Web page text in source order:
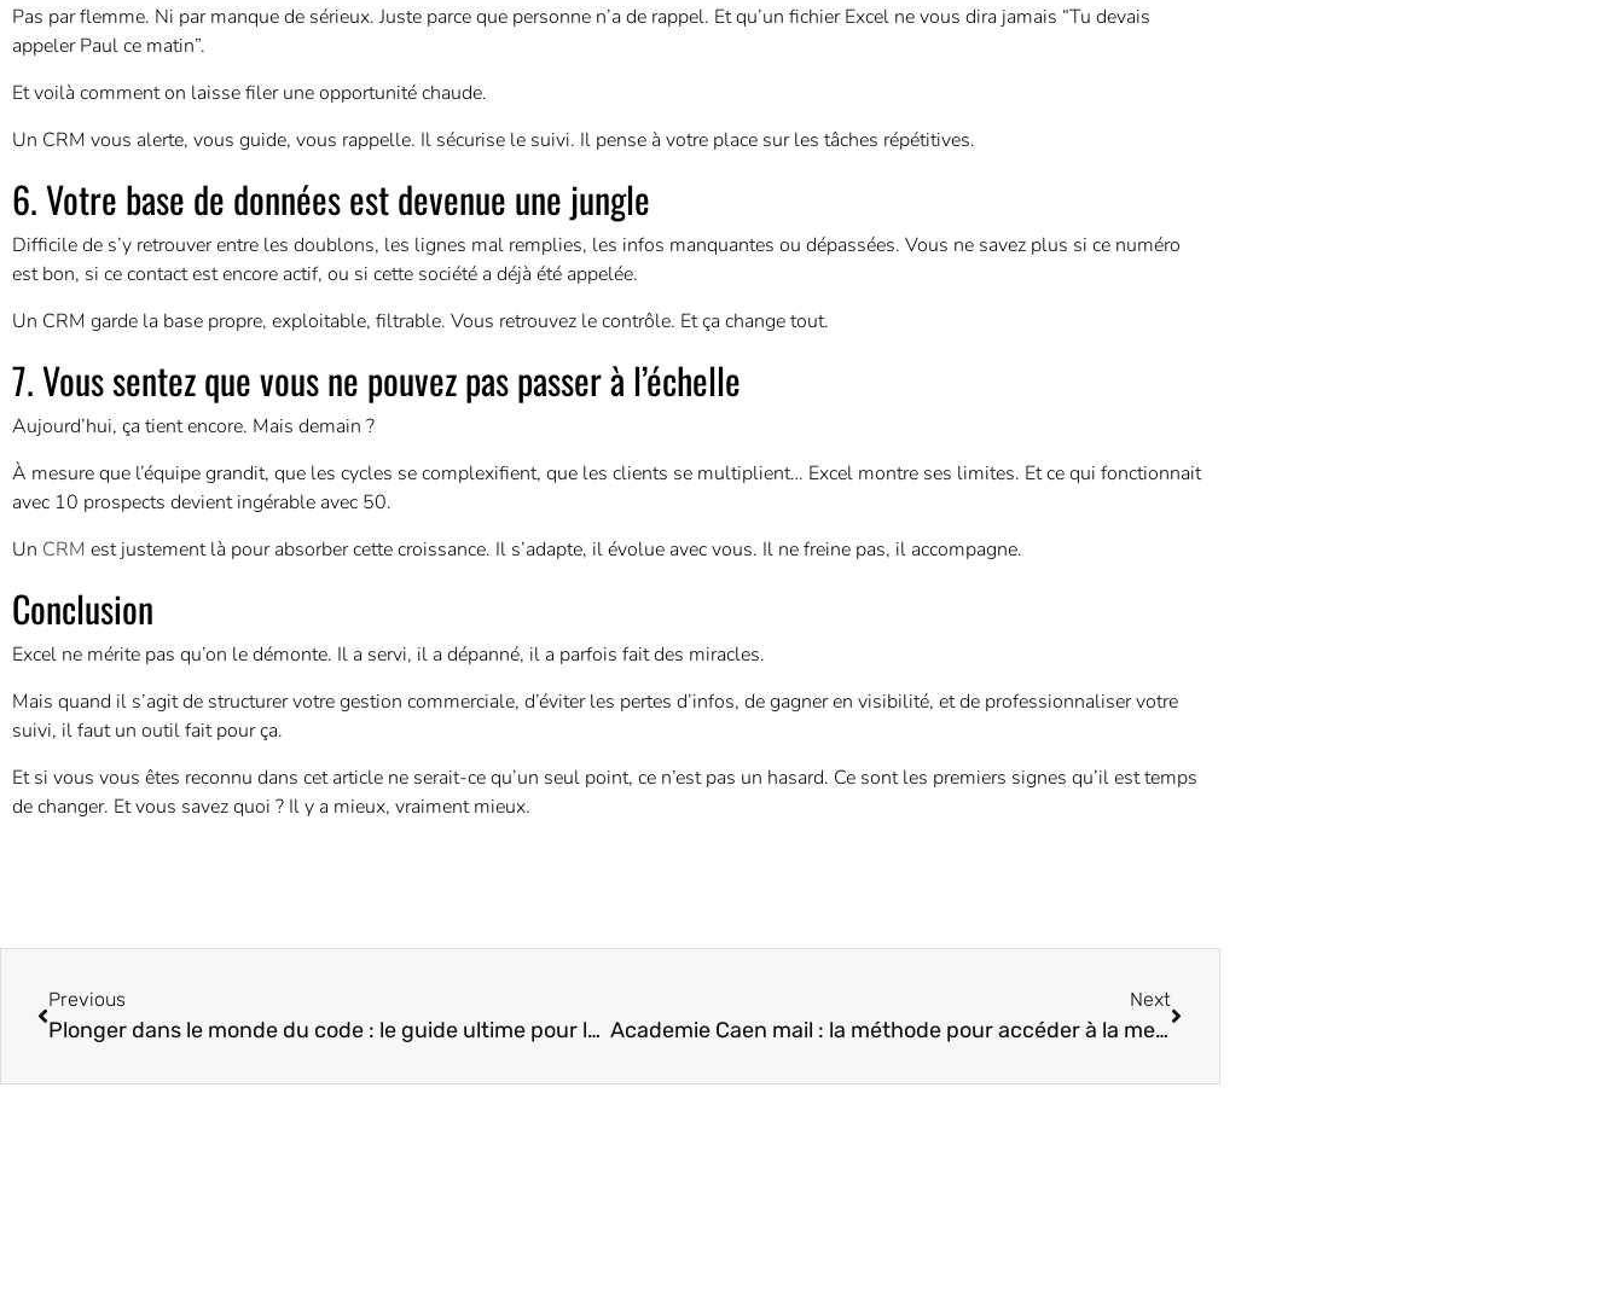
Pas par flemme. Ni par manque de sérieux. Juste parce que personne n’a de rappel. Et qu’un fichier Excel ne vous dira jamais “Tu devais
appeler Paul ce matin”.
Et voilà comment on laisse filer une opportunité chaude.
Un CRM vous alerte, vous guide, vous rappelle. Il sécurise le suivi. Il pense à votre place sur les tâches répétitives.
6. Votre base de données est devenue une jungle
Difficile de s’y retrouver entre les doublons, les lignes mal remplies, les infos manquantes ou dépassées. Vous ne savez plus si ce numéro
est bon, si ce contact est encore actif, ou si cette société a déjà été appelée.
Un CRM garde la base propre, exploitable, filtrable. Vous retrouvez le contrôle. Et ça change tout.
7. Vous sentez que vous ne pouvez pas passer à l’échelle
Aujourd’hui, ça tient encore. Mais demain ?
À mesure que l’équipe grandit, que les cycles se complexifient, que les clients se multiplient… Excel montre ses limites. Et ce qui fonctionnait
avec 10 prospects devient ingérable avec 50.
Un CRM est justement là pour absorber cette croissance. Il s’adapte, il évolue avec vous. Il ne freine pas, il accompagne.
Conclusion
Excel ne mérite pas qu’on le démonte. Il a servi, il a dépanné, il a parfois fait des miracles.
Mais quand il s’agit de structurer votre gestion commerciale, d’éviter les pertes d’infos, de gagner en visibilité, et de professionnaliser votre
suivi, il faut un outil fait pour ça.
Et si vous vous êtes reconnu dans cet article ne serait-ce qu’un seul point, ce n’est pas un hasard. Ce sont les premiers signes qu’il est temps
de changer. Et vous savez quoi ? Il y a mieux, vraiment mieux.
Previous
Plonger dans le monde du code : le guide ultime pour les débutants en programmation
Next
Academie Caen mail : la méthode pour accéder à la messagerie sans erreur